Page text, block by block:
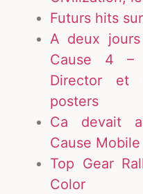
Futurs hits
A deux
Cause 4 –
Director et
posters
Ca devait
Cause Mobile
Top Gear
Color